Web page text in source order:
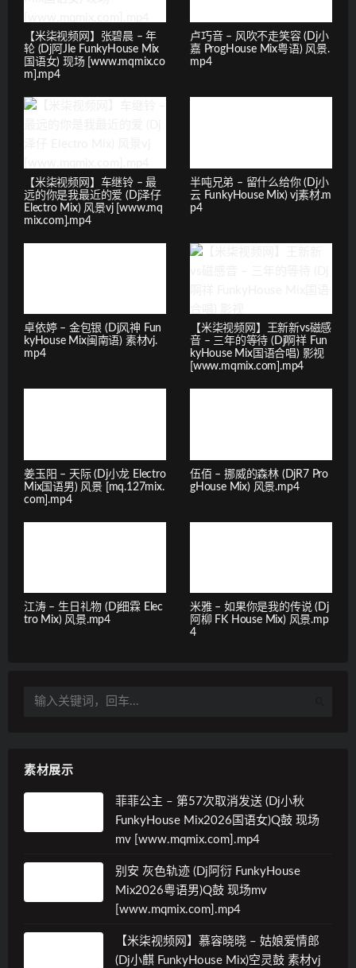
【米柒视频网】张碧晨 – 年
轮 (Dj阿JIe FunkyHouse Mix
国语女) 现场 [www.mqmix.co
m].mp4
卢巧音 – 风吹不走笑容 (Dj小
嘉 ProgHouse Mix粤语) 风景.
mp4
【米柒视频网】车继铃 – 最
远的你是我最近的爱 (Dj泽仔
Electro Mix) 风景vj [www.mq
mix.com].mp4
半吨兄弟 – 留什么给你 (Dj小
云 FunkyHouse Mix) vj素材.m
p4
卓依婷 – 金包银 (Dj风神 Fun
kyHouse Mix闽南语) 素材vj.
mp4
【米柒视频网】王新新vs磁感
音 – 三年的等待 (Dj啊祥 Fun
kyHouse Mix国语合唱) 影视
[www.mqmix.com].mp4
姜玉阳 – 天际 (Dj小龙 Electro
Mix国语男) 风景 [mq.127mix.
com].mp4
伍佰 – 挪威的森林 (DjR7 Pro
gHouse Mix) 风景.mp4
江涛 – 生日礼物 (Dj细霖 Elec
tro Mix) 风景.mp4
米雅 – 如果你是我的传说 (Dj
阿柳 FK House Mix) 风景.mp
4
素材展示
菲菲公主 – 第57次取消发送 (Dj小秋
FunkyHouse Mix2026国语女)Q鼓 现场
mv [www.mqmix.com].mp4
别安 灰色轨迹 (Dj阿衍 FunkyHouse
Mix2026粤语男)Q鼓 现场mv
[www.mqmix.com].mp4
【米柒视频网】慕容晓晓 – 姑娘爱情郎
(Dj小麒 FunkyHouse Mix)空灵鼓 素材vj